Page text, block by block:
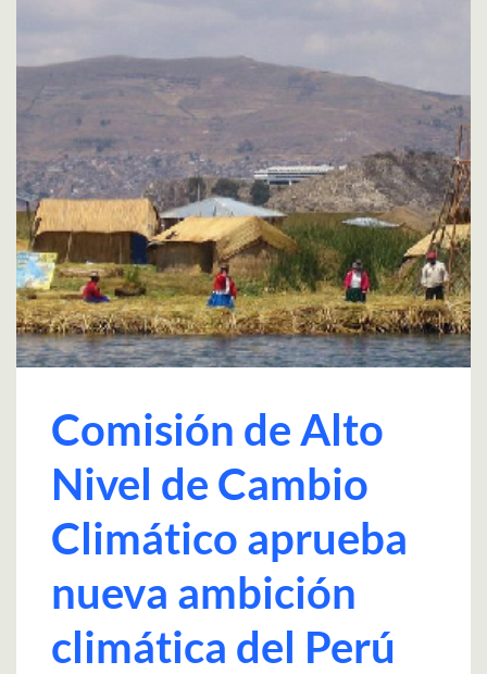
Comisión de Alto
Nivel de Cambio
Climático aprueba
nueva ambición
climática del Perú